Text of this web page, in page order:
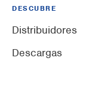
DESCUBRE
Distribuidores
Descargas